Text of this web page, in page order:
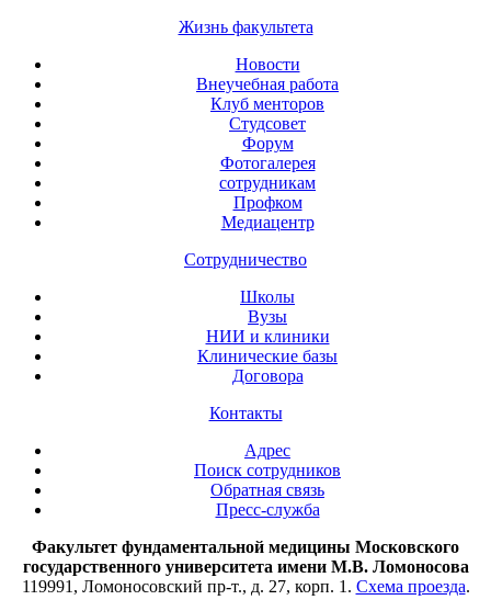
Жизнь факультета
Новости
Внеучебная работа
Клуб менторов
Студсовет
Форум
Фотогалерея
сотрудникам
Профком
Медиацентр
Сотрудничество
Школы
Вузы
НИИ и клиники
Клинические базы
Договора
Контакты
Адрес
Поиск сотрудников
Обратная связь
Пресс-служба
Факультет фундаментальной медицины Московского
государственного университета имени М.В. Ломоносова
119991, Ломоносовский пр-т., д. 27, корп. 1. Схема проезда.